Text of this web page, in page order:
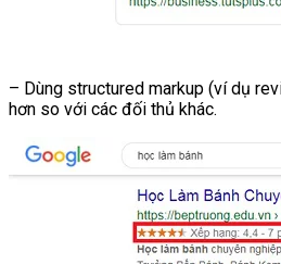
– Dùng structured markup (ví dụ
hơn so với các đối thủ khác.